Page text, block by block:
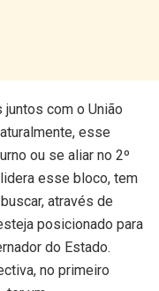
com o União
esse
ou se aliar no 2º
esse bloco, tem
através de
posicionado para
do Estado.
no primeiro